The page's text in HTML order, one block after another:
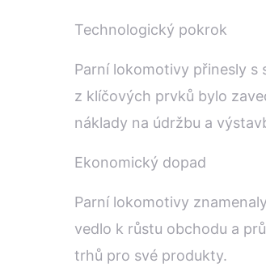
Technologický pokrok
Parní lokomotivy přinesly
z klíčových prvků bylo
náklady na údržbu a
Ekonomický dopad
Parní lokomotivy
vedlo k růstu obchodu a
trhů pro své produkty.